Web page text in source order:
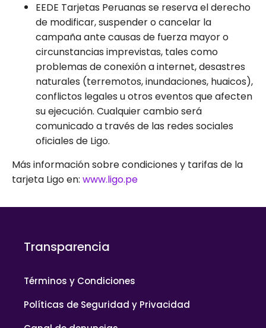
EEDE Tarjetas Peruanas se reserva el derecho
de modificar, suspender o cancelar la
campaña ante causas de fuerza mayor o
circunstancias imprevistas, tales como
problemas de conexión a internet, desastres
naturales (terremotos, inundaciones, huaicos),
conflictos legales u otros eventos que afecten
su ejecución. Cualquier cambio será
comunicado a través de las redes sociales
oficiales de Ligo.
Más información sobre condiciones y tarifas de la
tarjeta Ligo en: www.ligo.pe
Transparencia
Términos y Condiciones
Políticas de Seguridad y Privacidad